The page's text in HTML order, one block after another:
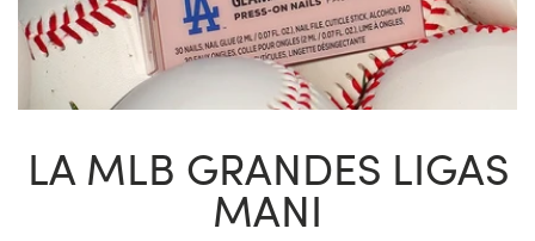
LA MLB GRANDES LIGAS
MANI